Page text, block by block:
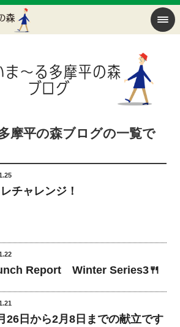
摩平の森ブログの一覧で
チャレンジ！
Report Winter Series3🍴
26日から2月8日までの献立です